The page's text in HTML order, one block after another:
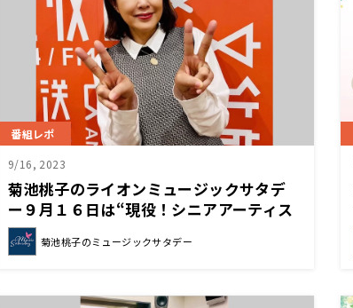
番組レポ
9/16, 2023
菊池桃子のライオンミュージックサタデ
ー９月１６日は“現役！シニアアーティス
トコレクション”をお届けしました！
菊池桃子のミュージックサタデー